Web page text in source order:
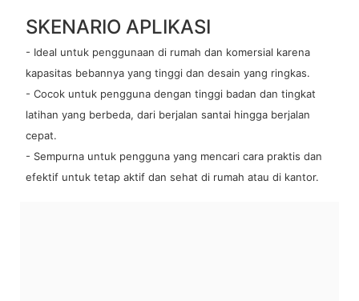
SKENARIO APLIKASI
- Ideal untuk penggunaan di rumah dan komersial karena
kapasitas bebannya yang tinggi dan desain yang ringkas.
- Cocok untuk pengguna dengan tinggi badan dan tingkat
latihan yang berbeda, dari berjalan santai hingga berjalan
cepat.
- Sempurna untuk pengguna yang mencari cara praktis dan
efektif untuk tetap aktif dan sehat di rumah atau di kantor.